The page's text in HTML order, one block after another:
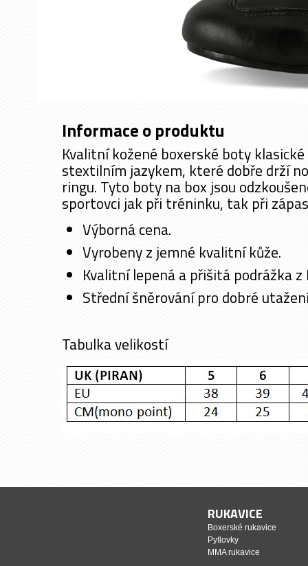
Informace o produktu
Kvalitní kožené boxerské boty
stextilním jazykem, které dobře drží
ringu. Tyto boty na box jsou
sportovci jak při tréninku, tak při
Výborná cena.
Vyrobeny z jemné kvalitní kůže.
Kvalitní lepená a přišitá podrážka z
Střední šněrování pro dobré
Tabulka velikostí
RUKAVICE
Boxerské rukavice
Pytlovky
MMA rukavice